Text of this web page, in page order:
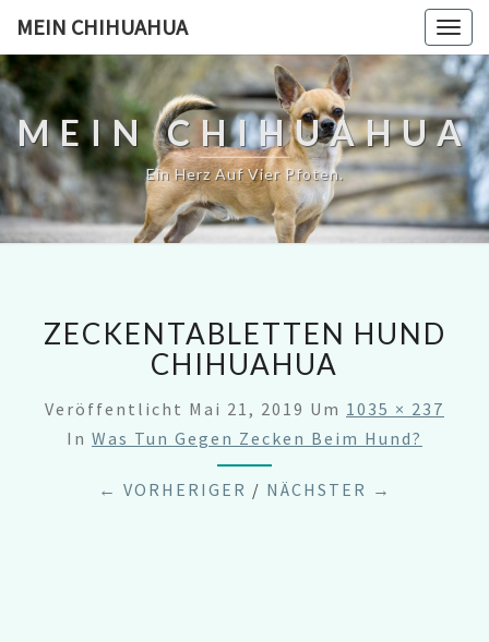
MEIN CHIHUAHUA
MEIN CHIHUAHUA
Ein Herz Auf Vier Pfoten.
ZECKENTABLETTEN HUND
CHIHUAHUA
Veröffentlicht Mai 21, 2019 Um 1035 × 237
In Was Tun Gegen Zecken Beim Hund?
← VORHERIGER / NÄCHSTER →